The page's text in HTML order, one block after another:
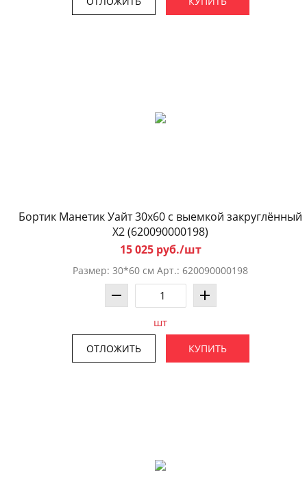
Бортик Манетик Уайт 30x60 с выемкой закруглённый
X2 (620090000198)
15 025 руб./шт
Размер: 30*60 см Арт.: 620090000198
шт
ОТЛОЖИТЬ КУПИТЬ